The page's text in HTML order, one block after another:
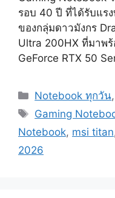
รอบ 40 ปี ที่ได้รับแร
ของกลุ่มดาวมังกร
Ultra 200HX ที่มาพ
GeForce RTX 50
Categories
Notebook ทุกวัน
Tags
Gaming
Notebook, msi titan
2026